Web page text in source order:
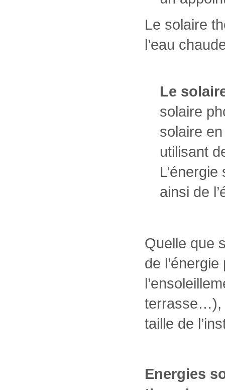
Le solaire
l’eau
Le
solaire
solaire
utilisant
ainsi de
Quelle que
de
terrasse…),
taille de
Energies